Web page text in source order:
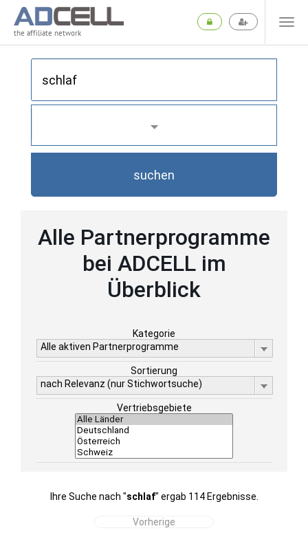
the affiliate network
suchen
Alle Partnerprogramme
bei ADCELL im
Überblick
Kategorie
Alle aktiven Partnerprogramme
Sortierung
nach Relevanz (nur Stichwortsuche)
Vertriebsgebiete
Ihre Suche nach "schlaf" ergab 114 Ergebnisse.
Vorherige